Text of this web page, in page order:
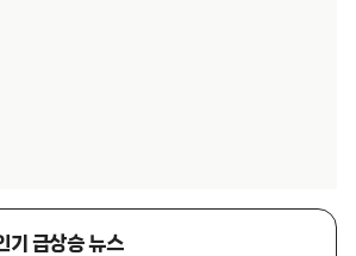
기 급상승 뉴스